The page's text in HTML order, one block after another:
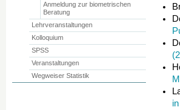
Anmeldung zur biometrischen
Beratung
Lehrveranstaltungen
Kolloquium
SPSS
Veranstaltungen
Wegweiser Statistik